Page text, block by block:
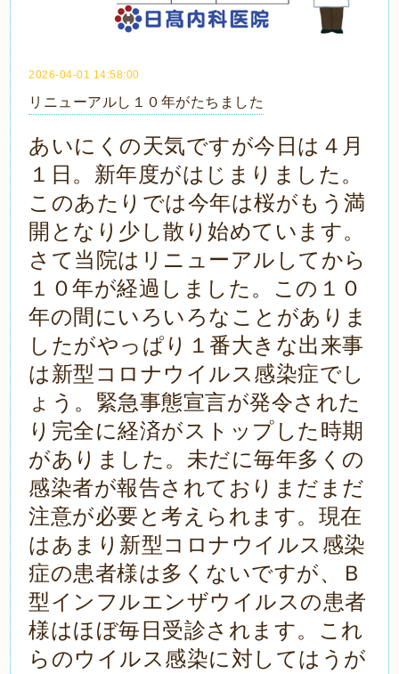
2026-04-01 14:58:00
リニューアルし１０年がたちました
あいにくの天気ですが今日は４月
１日。新年度がはじまりました。
このあたりでは今年は桜がもう満
開となり少し散り始めています。
さて当院はリニューアルしてから
１０年が経過しました。この１０
年の間にいろいろなことがありま
したがやっぱり１番大きな出来事
は新型コロナウイルス感染症でし
ょう。緊急事態宣言が発令された
り完全に経済がストップした時期
がありました。未だに毎年多くの
感染者が報告されておりまだまだ
注意が必要と考えられます。現在
はあまり新型コロナウイルス感染
症の患者様は多くないですが、Ｂ
型インフルエンザウイルスの患者
様はほぼ毎日受診されます。これ
らのウイルス感染に対してはうが